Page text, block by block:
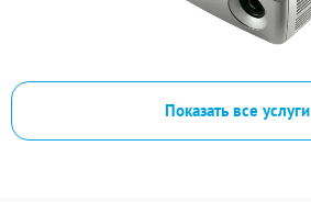
Показать все услуги